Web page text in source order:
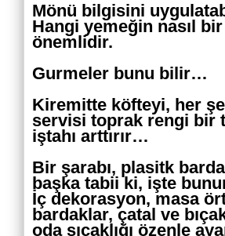
Mönü bilgisini
Hangi yemeğin nasıl
önemlidir.
Gurmeler bunu bilir…
Kiremitte köfteyi, her
servisi toprak rengi bir
iştahı arttırır…
Bir şarabı, plasitk
başka tabii ki, işte
İç dekorasyon, masa
bardaklar, çatal ve
oda sıcaklığı özenle